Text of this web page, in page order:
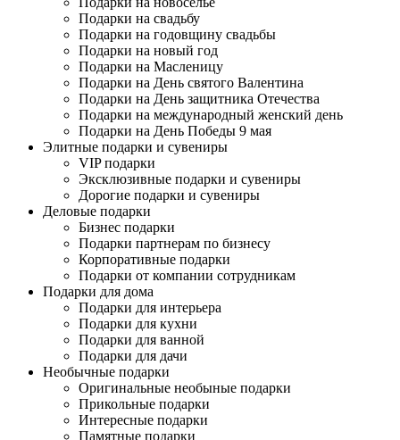
Подарки на свадьбу
Подарки на годовщину свадьбы
Подарки на новый год
Подарки на Масленицу
Подарки на День святого Валентина
Подарки на День защитника Отечества
Подарки на международный женский день
Подарки на День Победы 9 мая
Элитные подарки и сувениры
VIP подарки
Эксклюзивные подарки и сувениры
Дорогие подарки и сувениры
Деловые подарки
Бизнес подарки
Подарки партнерам по бизнесу
Корпоративные подарки
Подарки от компании сотрудникам
Подарки для дома
Подарки для интерьера
Подарки для кухни
Подарки для ванной
Подарки для дачи
Необычные подарки
Оригинальные необыные подарки
Прикольные подарки
Интересные подарки
Памятные подарки